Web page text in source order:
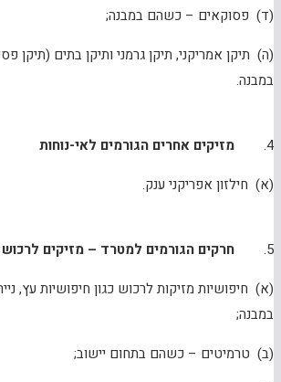
(ד) פסוקאים – כשהם במבנה;
(ה) תיקן אמריקני, תיקן גרמני ותיקן בתים (תיקן
במבנה.
4.
מזיקים אחרים הגורמים לאי-נוחות
(א) חילזון אפריקני ענק.
5.
חרקים הגורמים למטרד – מזיקים לרכוש
(א) חיפושיות מזיקות לרכוש כגון חיפושיות עץ,
במבנה;
(ב) טרמיטים – כשהם בתחום יישוב;